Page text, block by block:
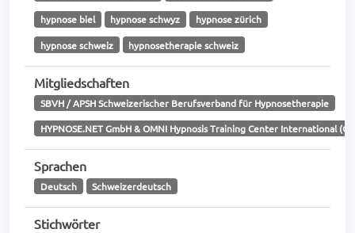
hypnose biel hypnose schwyz hypnose zürich
hypnose schweiz hypnosetherapie schweiz
Mitgliedschaften
SBVH / APSH Schweizerischer Berufsverband für Hypnosetherapie
HYPNOSE.NET GmbH & OMNI Hypnosis Training Center International
Sprachen
Deutsch Schweizerdeutsch
Stichwörter